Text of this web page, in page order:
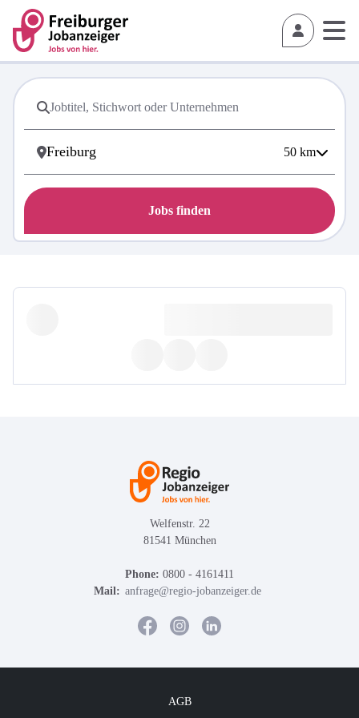
50 km
Jobs finden
Welfenstr. 22
81541 München
Phone: 0800 - 4161411
Mail: anfrage@regio-jobanzeiger.de
AGB